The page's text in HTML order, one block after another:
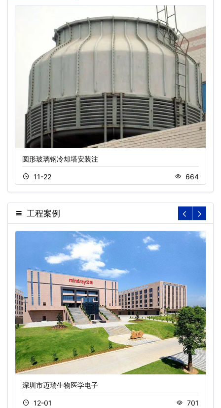
圆形玻璃钢冷却塔安装注
11-22 664
工程案例
深圳市迈瑞生物医学电子
12-01 701